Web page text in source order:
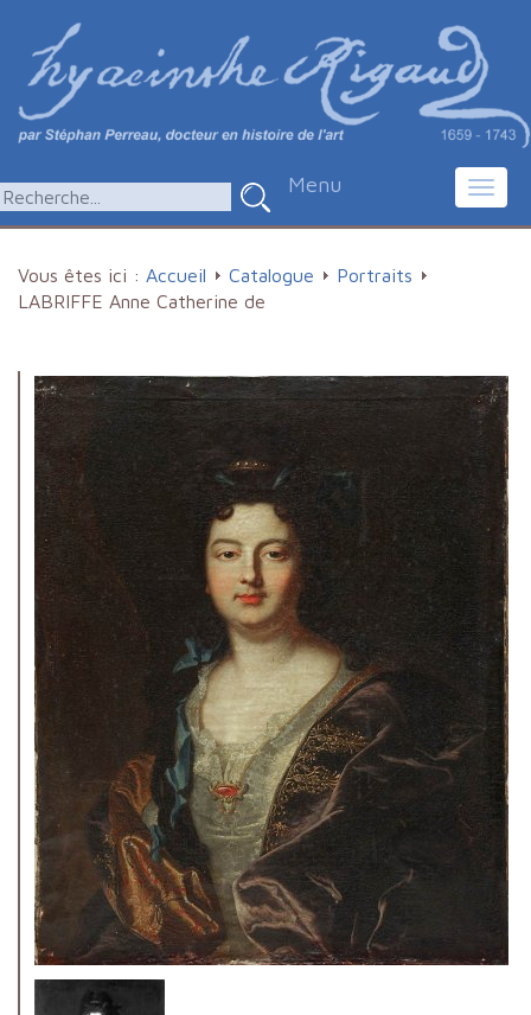
Menu
Vous êtes ici : Accueil Catalogue
Portraits
LABRIFFE Anne Catherine de